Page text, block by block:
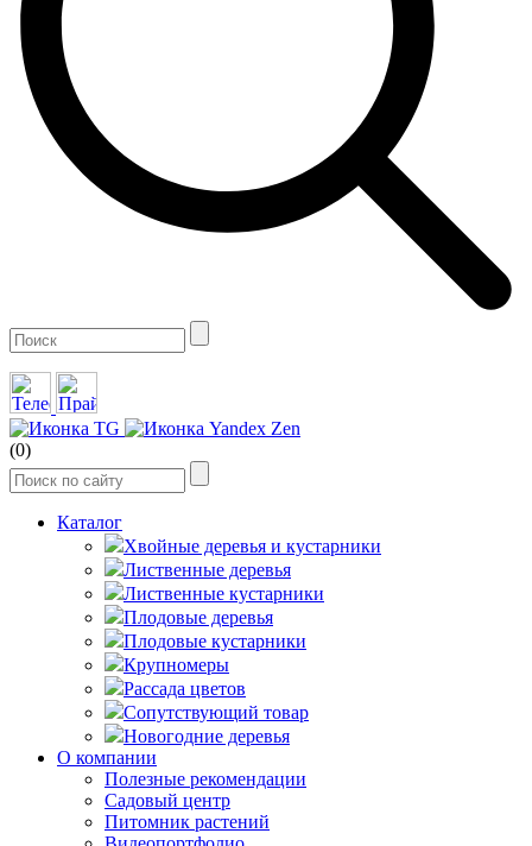
(0)
Каталог
Хвойные деревья и кустарники
Лиственные деревья
Лиственные кустарники
Плодовые деревья
Плодовые кустарники
Крупномеры
Рассада цветов
Сопутствующий товар
Новогодние деревья
О компании
Полезные рекомендации
Садовый центр
Питомник растений